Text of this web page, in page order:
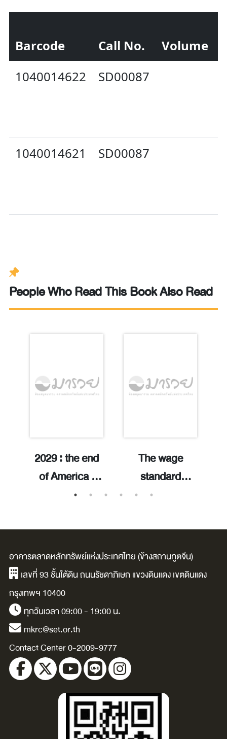
Barcode Call No. Volume
1040014622
SD00087
1040014621 SD00087
People Who Read This Book Also Read
2029 : the end
of America :
why the age of
ending and how
to survive the
coming global
monetary reset
/Porter
Stansberry.
The wage
standard
:what's wrong
market and how
to fix it
/Arindrajit
อาคารตลาดหลักทรัพย์แห่งประเทศไทย (ข้างสถานทูตจีน)
เลขที่ 93 ชั้นใต้ดิน ถนนรัชดาภิเษก แขวงดินแดง เขตดินแดง
กรุงเทพฯ 10400
ทุกวันเวลา 09:00 - 19:00 น.
mkrc@set.or.th
Contact Center 0-2009-9777